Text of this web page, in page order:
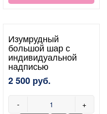
Изумрудный
большой шар с
индивидуальной
надписью
2 500 руб.
- +